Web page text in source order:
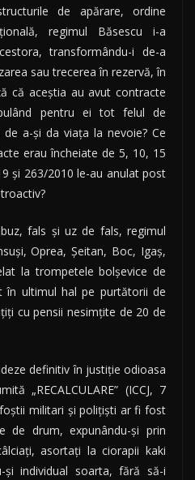
de apărare, ordine
regimul Băsescu i-a
transformându-i de-a
sau trecerea în rezervă, în
că aceştia au avut contracte
pentru ei tot felul de
a-şi da viaţa la nevoie? Ce
erau încheiate de 5, 10, 15
şi 263/2010 le-au anulat post
fals şi uz de fals, regimul
Oprea, Şeitan, Boc, Igaş,
la trompetele bolşevice de
în ultimul hal pe purtătorii de
cu pensii nesimţite de 20 de
definitiv în justiţie odioasa
„RECALCULARE” (ICCJ, 7
militari şi poliţişti ar fi fost
de drum, expunându-şi prin
asortaţi la ciorapii kaki
şi individual soarta, fără să-i